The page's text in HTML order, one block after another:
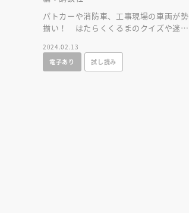
パトカーや消防車、工事現場の車両が勢
揃い！ はたらくくるまのクイズや迷路
詳しくなれる！
2024.02.13
電子あり
試し読み